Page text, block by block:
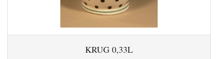
KRUG 0,33L